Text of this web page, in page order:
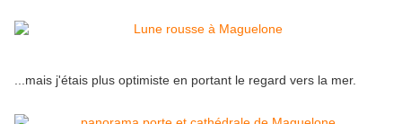
...mais j'étais plus optimiste en portant le regard vers la mer.